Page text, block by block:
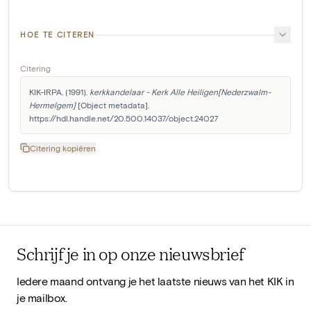
HOE TE CITEREN
Citering
KIK-IRPA. (1991). kerkkandelaar - Kerk Alle Heiligen[Nederzwalm-
Hermelgem] [Object metadata].
https://hdl.handle.net/20.500.14037/object.24027
Citering kopiëren
Schrijf je in op onze nieuwsbrief
Iedere maand ontvang je het laatste nieuws van het KIK in
je mailbox.